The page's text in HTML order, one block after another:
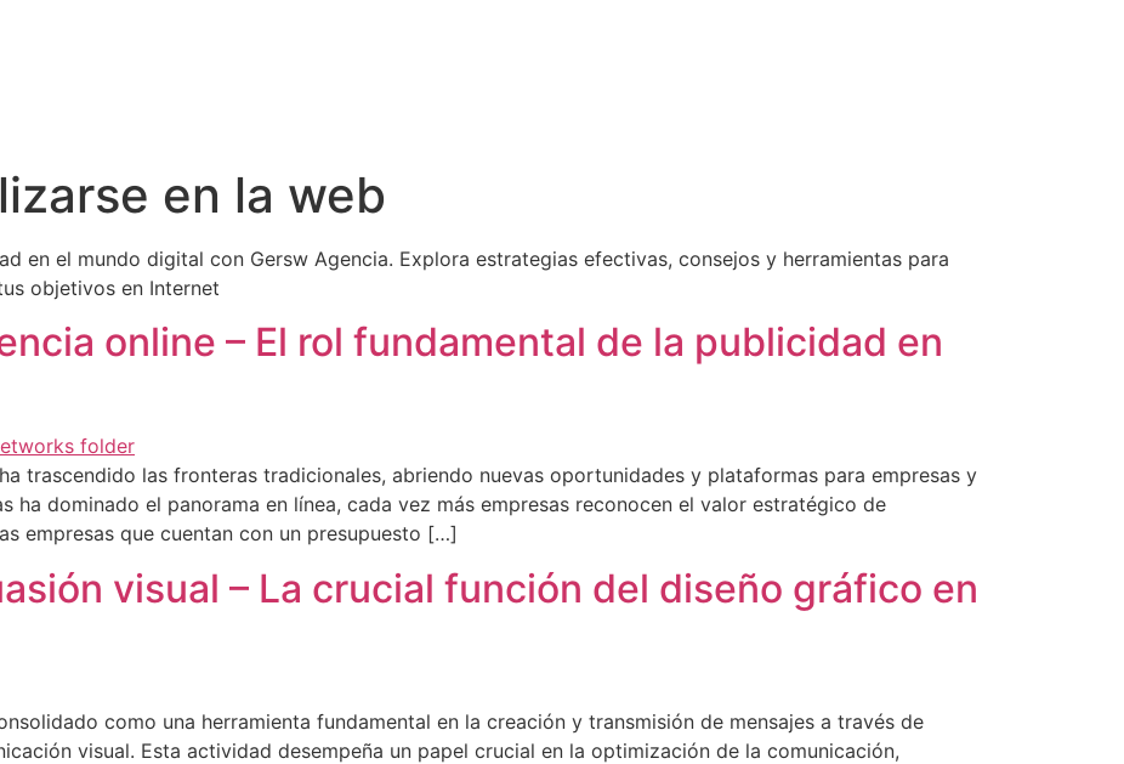
en la web
en el mundo digital con Gersw Agencia. Explora estrategias efectivas, consejos y herramientas para
objetivos en Internet
online – El rol fundamental de la publicidad en
trascendido las fronteras tradicionales, abriendo nuevas oportunidades y plataformas para empresas y
ha dominado el panorama en línea, cada vez más empresas reconocen el valor estratégico de
empresas que cuentan con un presupuesto […]
visual – La crucial función del diseño gráfico en
como una herramienta fundamental en la creación y transmisión de mensajes a través de
visual. Esta actividad desempeña un papel crucial en la optimización de la comunicación,